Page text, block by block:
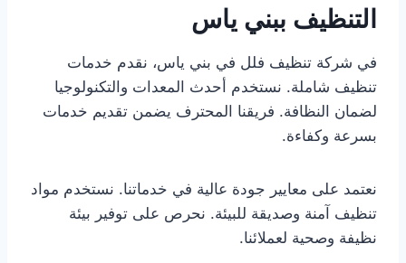
التنظيف ببني ياس
في شركة تنظيف فلل في بني ياس، نقدم خدمات
تنظيف شاملة. نستخدم أحدث المعدات والتكنولوجيا
لضمان النظافة. فريقنا المحترف يضمن تقديم خدمات
بسرعة وكفاءة.
نعتمد على معايير جودة عالية في خدماتنا. نستخدم مواد
تنظيف آمنة وصديقة للبيئة. نحرص على توفير بيئة
نظيفة وصحية لعملائنا.